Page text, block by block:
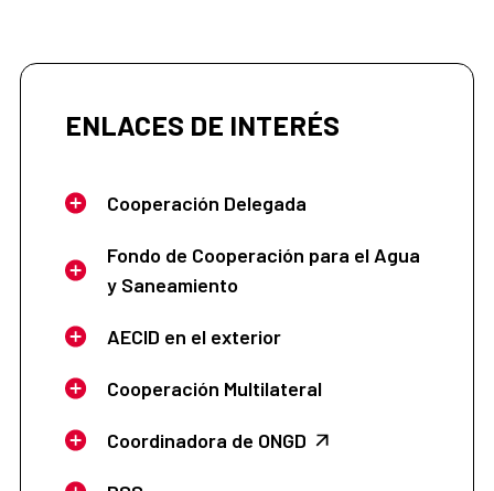
ENLACES DE INTERÉS
Cooperación Delegada
Fondo de Cooperación para el Agua
y Saneamiento
AECID en el exterior
Cooperación Multilateral
Coordinadora de ONGD